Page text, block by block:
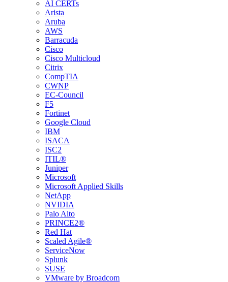
AI CERTs
Arista
Aruba
AWS
Barracuda
Cisco
Cisco Multicloud
Citrix
CompTIA
CWNP
EC-Council
F5
Fortinet
Google Cloud
IBM
ISACA
ISC2
ITIL®
Juniper
Microsoft
Microsoft Applied Skills
NetApp
NVIDIA
Palo Alto
PRINCE2®
Red Hat
Scaled Agile®
ServiceNow
Splunk
SUSE
VMware by Broadcom